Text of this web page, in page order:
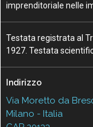
imprenditoriale nelle
Testata registrata al
1927. Testata
Indirizzo
Via Moretto da
Milano - Italia